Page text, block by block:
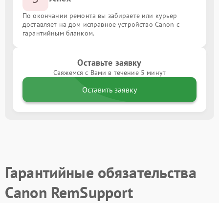
По окончании ремонта вы забираете или курьер
доставляет на дом исправное устройство Canon с
гарантийным бланком.
Оставьте заявку
Свяжемся с Вами в течение 5 минут
Оставить заявку
Гарантийные обязательства
Canon RemSupport